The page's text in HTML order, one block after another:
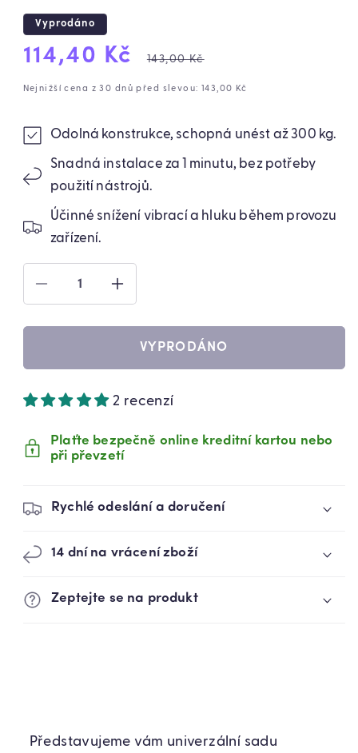
Vyprodáno
Výprodejová
cena
114,40 Kč
Běžná
cena
143,00 Kč
Nejnižší cena z 30 dnů před slevou: 143,00 Kč
Odolná konstrukce, schopná unést až 300 kg.
Snadná instalace za 1 minutu, bez potřeby
použití nástrojů.
Účinné snížení vibrací a hluku během provozu
zařízení.
SNÍŽIT
MNOŽSTVÍ
PRODUKTU
ANTIVIBRAČNÍ
PRO
AGD
SADA
KS
ZVÝŠIT
MNOŽSTVÍ
PRODUKTU
ANTIVIBRAČNÍ
PODLOŽKY
PRO
AGD
SADA
4
VYPRODÁNO
2 recenzí
Plaťte bezpečně online kreditní kartou nebo
při převzetí
Rychlé odeslání a doručení
14 dní na vrácení zboží
Zeptejte se na produkt
Představujeme vám univerzální sadu